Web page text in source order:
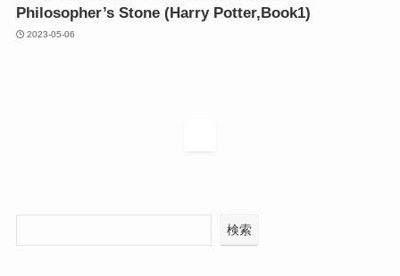
Philosopher’s Stone (Harry Potter,Book1)
2023-05-06
検索